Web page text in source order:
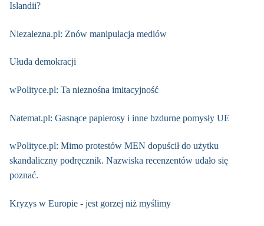
Islandii?
Niezalezna.pl: Znów manipulacja mediów
Ułuda demokracji
wPolityce.pl: Ta nieznośna imitacyjność
Natemat.pl: Gasnące papierosy i inne bzdurne pomysły UE
wPolityce.pl: Mimo protestów MEN dopuścił do użytku
skandaliczny podręcznik. Nazwiska recenzentów udało się
poznać.
Kryzys w Europie - jest gorzej niż myślimy